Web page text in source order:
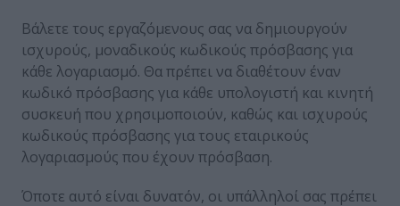
Βάλετε τους εργαζόμενους σας να δημιουργούν
ισχυρούς, μοναδικούς κωδικούς πρόσβασης για
κάθε λογαριασμό. Θα πρέπει να διαθέτουν έναν
κωδικό πρόσβασης για κάθε υπολογιστή και κινητή
συσκευή που χρησιμοποιούν, καθώς και ισχυρούς
κωδικούς πρόσβασης για τους εταιρικούς
λογαριασμούς που έχουν πρόσβαση.
Όποτε αυτό είναι δυνατόν, οι υπάλληλοί σας πρέπει